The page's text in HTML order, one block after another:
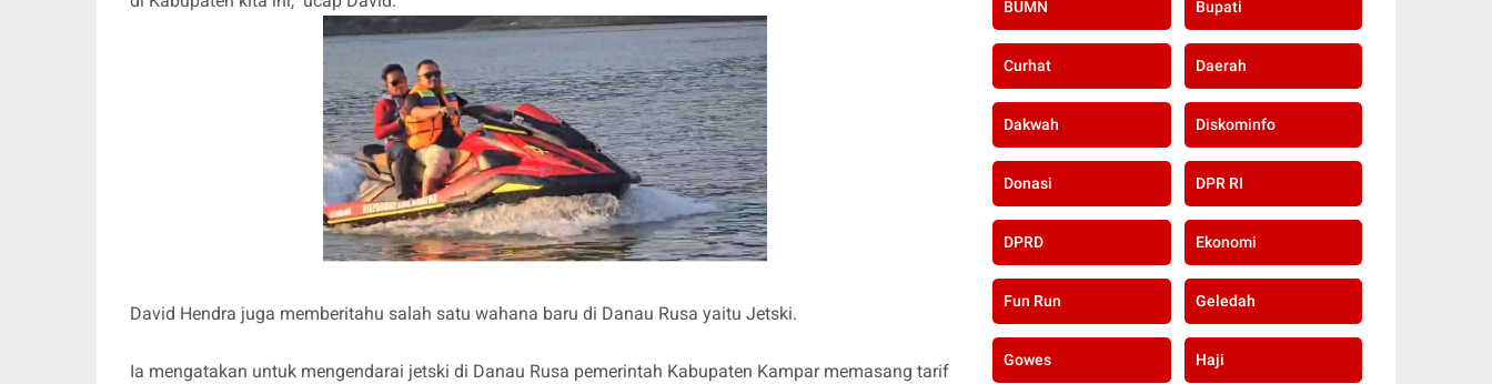
David Hendra juga memberitahu salah satu wahana baru di Danau Rusa yaitu Jetski.
Ia mengatakan untuk mengendarai jetski di Danau Rusa pemerintah Kabupaten Kampar memasang tarif
BUMN Bupati
Curhat Daerah
Dakwah Diskominfo
Donasi DPR RI
DPRD Ekonomi
Fun Run Geledah
Gowes Haji